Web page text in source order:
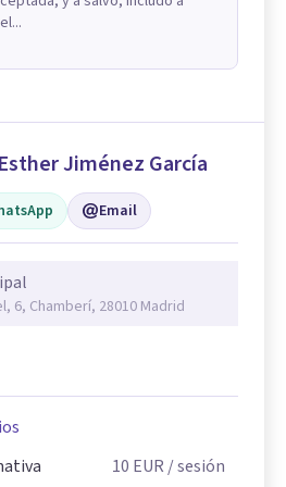
Jiménez García
Email
6, Chamberí, 28010 Madrid
10 EUR / sesión